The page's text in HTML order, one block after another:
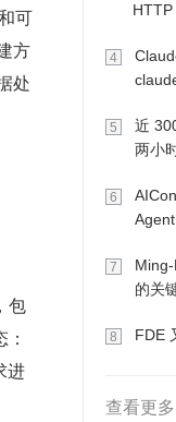
可
方
处
包
进
HTTP
4
5
近
两小
6
7
的关
8 FDE
查看更